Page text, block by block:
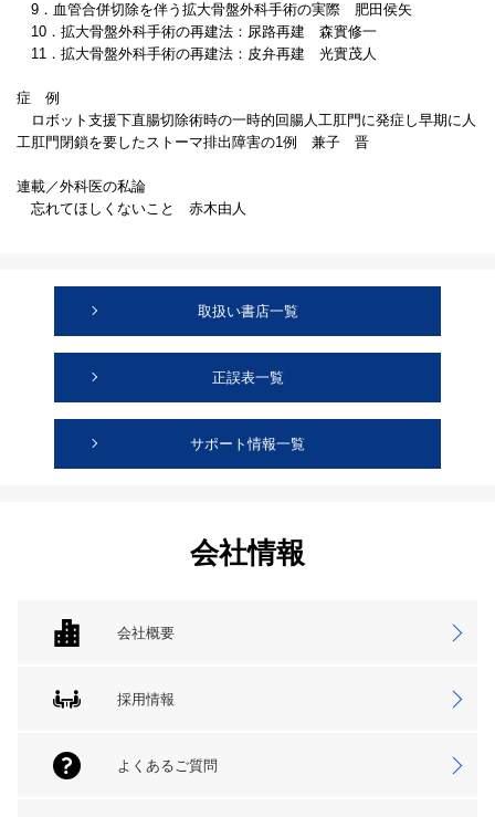
9．血管合併切除を伴う拡大骨盤外科手術の実際 肥田侯矢
10．拡大骨盤外科手術の再建法：尿路再建 森實修一
11．拡大骨盤外科手術の再建法：皮弁再建 光實茂人
症 例
ロボット支援下直腸切除術時の一時的回腸人工肛門に発症し早期に人
工肛門閉鎖を要したストーマ排出障害の1例 兼子 晋
連載／外科医の私論
忘れてほしくないこと 赤木由人
取扱い書店一覧
正誤表一覧
サポート情報一覧
会社情報
会社概要
採用情報
よくあるご質問